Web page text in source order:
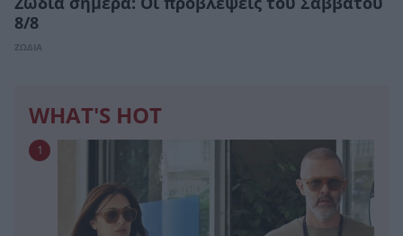
8/8
ΖΩΔΙΑ
WHAT'S HOT
1